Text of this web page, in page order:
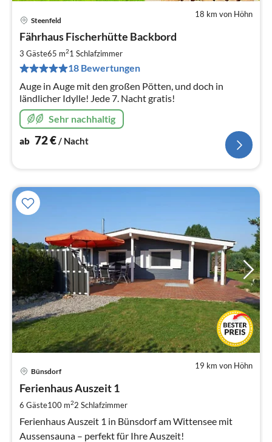
18 km von Höhn
Steenfeld
Fährhaus Fischerhütte Backbord
3 Gäste65 m21 Schlafzimmer
18 Bewertungen
Auge in Auge mit den großen Pötten, und doch in
ländlicher Idylle! Jede 7. Nacht gratis!
Sehr nachhaltig
ab 72€/ Nacht
19 km von Höhn
Bünsdorf
Ferienhaus Auszeit 1
6 Gäste100 m22 Schlafzimmer
Ferienhaus Auszeit 1 in Bünsdorf am Wittensee mit
Aussensauna – perfekt für Ihre Auszeit!